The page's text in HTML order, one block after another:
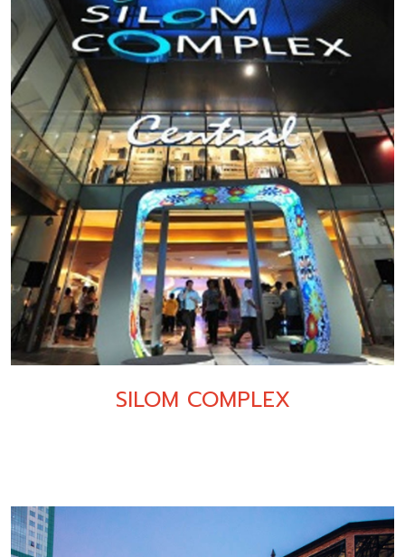
SILOM COMPLEX